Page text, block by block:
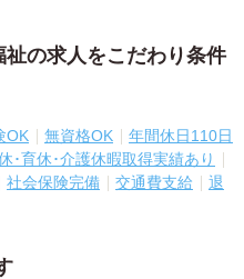
の求人をこだわり条件
OK 無資格OK
年間休日110日
･育休･介護休暇取得実績あり
社会保険完備 交通費支給
退